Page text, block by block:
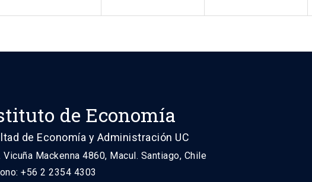
de Economía
de Economía y Administración UC
Vicuña Mackenna 4860, Macul. Santiago, Chile
+56 2 2354 4303